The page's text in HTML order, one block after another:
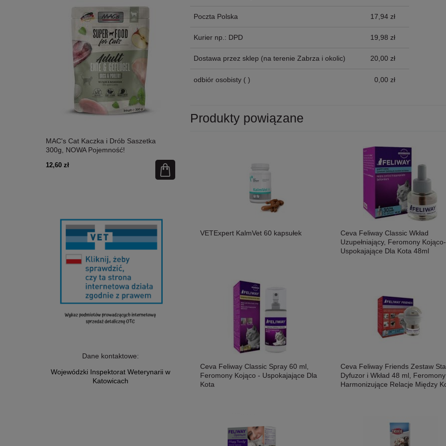
MAC's Cat Kaczka i Drób Saszetka
300g, NOWA Pojemność!
12,60 zł
Wołowina Z Kocimiętką I Szałwią 50g,
Niewielkie Miękkie Paluszki Dla Kota!
Dane kontaktowe:
Wojewódzki Inspektorat Weterynarii w
Katowicach
Poczta Polska 17,94 zł
Kurier np.: DPD 19,98 zł
Dostawa przez sklep (na terenie Zabrza i okolic) 20,00 zł
odbiór osobisty ( ) 0,00 zł
Produkty powiązane
VETExpert KalmVet 60 kapsułek
Ceva Feliway Classic Wkład
Uzupełniający, Feromony Kojąco-
Uspokajające Dla Kota 48ml
Ceva Feliway Classic Spray 60 ml,
Feromony Kojąco - Uspokajające Dla
Kota
Ceva Feliway Friends Zestaw
Dyfuzor i Wkład 48 ml, Feromony
Harmonizujące Relacje Między